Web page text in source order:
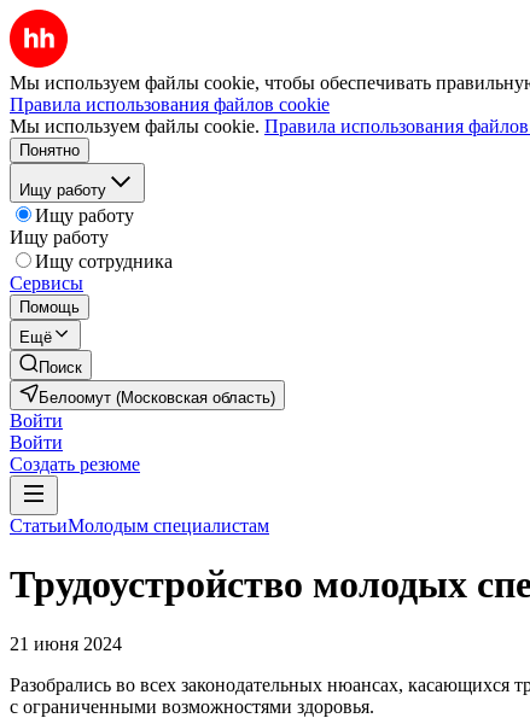
Мы используем файлы cookie, чтобы обеспечивать
Правила использования файлов cookie
Мы используем файлы cookie. Правила использования
Понятно
Ищу работу
Ищу работу
Ищу работу
Ищу сотрудника
Сервисы
Помощь
Ещё
Поиск
Белоомут (Московская область)
Войти
Войти
Создать резюме
СтатьиМолодым специалистам
Трудоустройство молодых
21 июня 2024
Разобрались во всех законодательных нюансах, касающихся
с ограниченными возможностями здоровья.